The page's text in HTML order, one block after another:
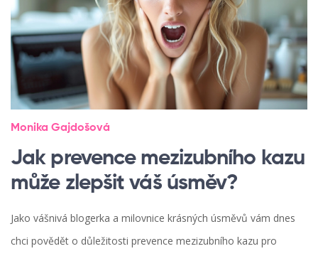
Monika Gajdošová
Jak prevence mezizubního kazu
může zlepšit váš úsměv?
Jako vášnivá blogerka a milovnice krásných úsměvů vám dnes
chci povědět o důležitosti prevence mezizubního kazu pro